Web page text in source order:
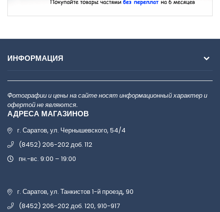
ИНФОРМАЦИЯ
Фотографии и цены на сайте носят информационный характер и
офертой не являются.
АДРЕСА МАГАЗИНОВ
г. Саратов, ул. Чернышевского, 54/4
(8452) 206-202 доб. 112
пн.-вс. 9:00 – 19:00
г. Саратов, ул. Танкистов 1-й проезд, 90
(8452) 206-202 доб. 120, 910-917